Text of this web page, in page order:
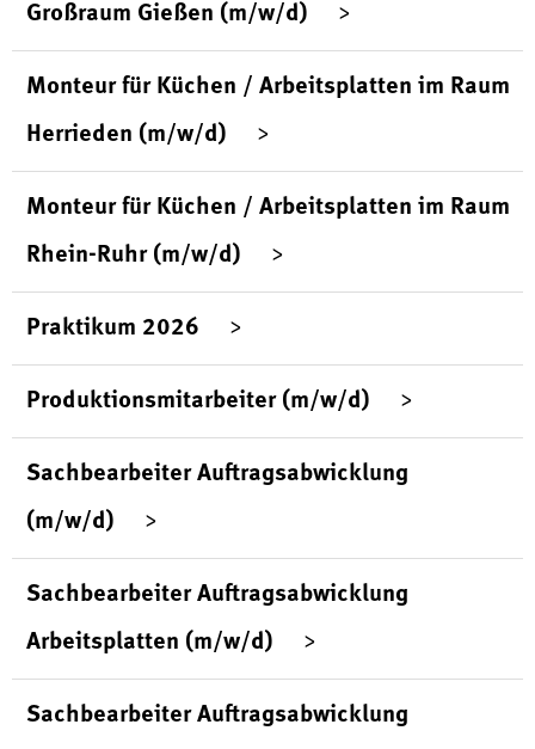
Großraum Gießen (m/w/d)
Monteur für Küchen / Arbeitsplatten im Raum
Herrieden (m/w/d)
Monteur für Küchen / Arbeitsplatten im Raum
Rhein-Ruhr (m/w/d)
Praktikum 2026
Produktionsmitarbeiter (m/w/d)
Sachbearbeiter Auftragsabwicklung
(m/w/d)
Sachbearbeiter Auftragsabwicklung
Arbeitsplatten (m/w/d)
Sachbearbeiter Auftragsabwicklung